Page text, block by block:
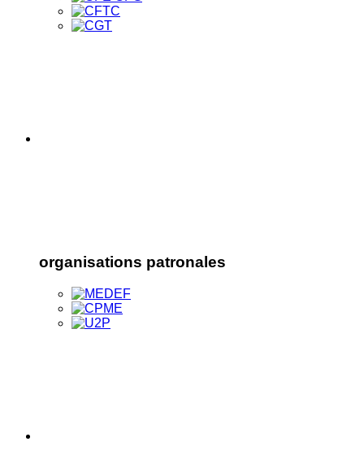
organisations patronales